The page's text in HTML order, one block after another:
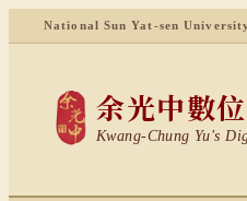
National Sun Yat-sen
余光中數
Kwang-Chung Yu's